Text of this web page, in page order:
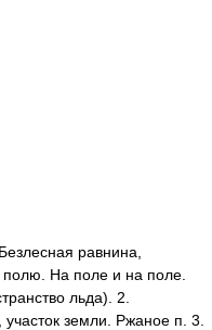
равнина,
полю. На поле и на поле.
льда). 2.
земли. Ржаное п. 3.